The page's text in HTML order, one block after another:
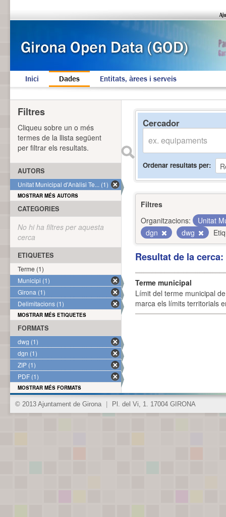
Inici Dades Entitats, àrees i serveis
Cercador
Ordenar resultats per
Filtres
Organitzacions:
Unitat
dgn
dwg
Resultat de la
Terme municipal
Límit del terme municipal
marca els límits territorials
Filtres
Cliqueu sobre un o més
termes de la llista següent
per filtrar els resultats.
AUTORS
Unitat Municipal d'Anàlisi Te... (1)
MOSTRAR MÉS AUTORS
CATEGORIES
No hi ha filtres per aquesta
cerca
ETIQUETES
Terme (1)
Municipi (1)
Girona (1)
Delimitacions (1)
MOSTRAR MÉS ETIQUETES
FORMATS
dwg (1)
dgn (1)
ZIP (1)
PDF (1)
MOSTRAR MÉS FORMATS
© 2013 Ajuntament de Girona Pl. del Vi, 1. 17004 GIRONA